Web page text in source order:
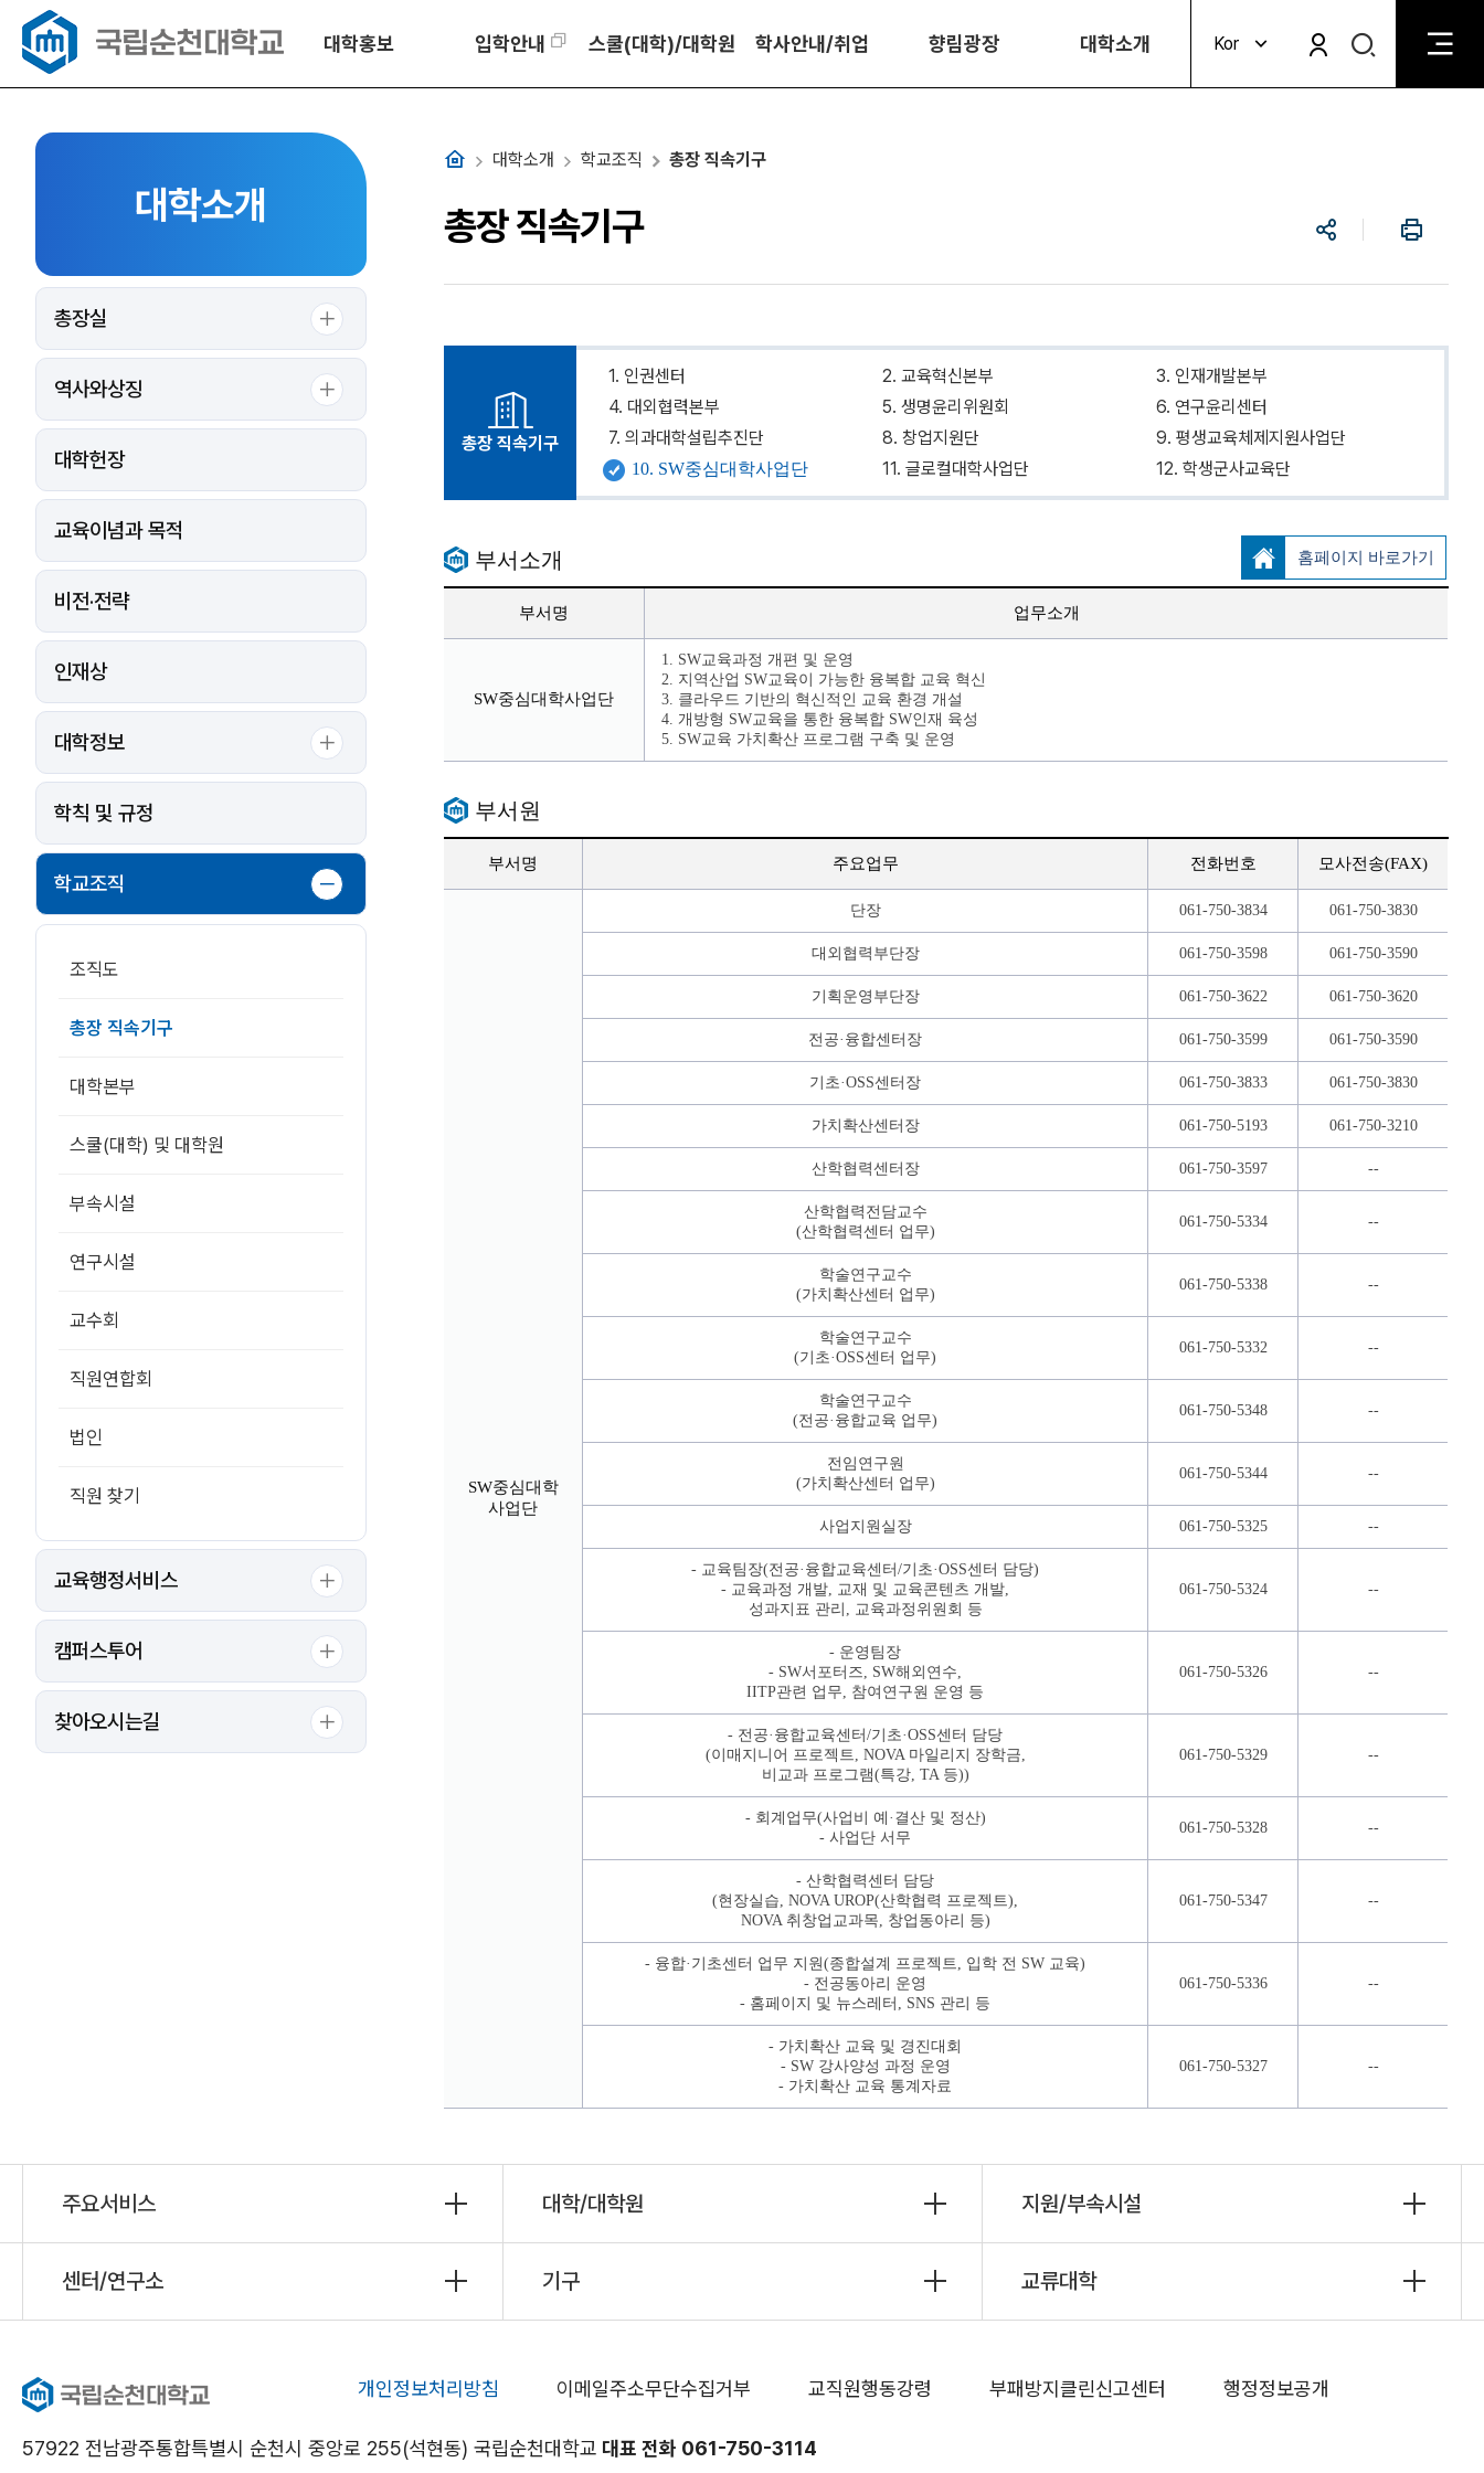
대학홍보 입학안내 스쿨(대학)/대학원 학사안내/취업 향림광장 대학소개 Kor
검
비
대학소개
총장실
역사와상징
대학헌장
교육이념과 목적
비전·전략
인재상
대학정보
학칙 및 규정
학교조직
조직도
총장 직속기구
대학본부
스쿨(대학) 및 대학원
부속시설
연구시설
교수회
직원연합회
법인
직원 찾기
교육행정서비스
캠퍼스투어
찾아오시는길
홈 대학소개 학교조직 총장 직속기구
총장 직속기구
공
인
쇄
총장 직속기구
1. 인권센터 2. 교육혁신본부
3. 인재개발본부
4. 대외협력본부
5. 생명윤리위원회
6. 연구윤리센터
7. 의과대학설립추진단
8. 창업지원단 9. 평생교육체제지원사업단
10. SW중심대학사업단 11. 글로컬대학사업단 12. 학생군사교육단
홈페이지 바로가기
부서소개
부서명 업무소개
SW중심대학사업단
1. SW교육과정 개편 및 운영
2. 지역산업 SW교육이 가능한 융복합 교육 혁신
3. 클라우드 기반의 혁신적인 교육 환경 개설
4. 개방형 SW교육을 통한 융복합 SW인재 육성
5. SW교육 가치확산 프로그램 구축 및 운영
부서원
부서명 주요업무 전화번호 모사전송(FAX)
SW중심대학
사업단
단장 061-750-3834 061-750-3830
대외협력부단장 061-750-3598 061-750-3590
기획운영부단장 061-750-3622 061-750-3620
전공·융합센터장 061-750-3599 061-750-3590
기초·OSS센터장 061-750-3833 061-750-3830
가치확산센터장 061-750-5193 061-750-3210
산학협력센터장 061-750-3597 --
산학협력전담교수
(산학협력센터 업무)
061-750-5334 --
학술연구교수
(가치확산센터 업무)
061-750-5338 --
학술연구교수
(기초·OSS센터 업무)
061-750-5332 --
학술연구교수
(전공·융합교육 업무)
061-750-5348 --
전임연구원
(가치확산센터 업무)
061-750-5344 --
사업지원실장 061-750-5325 --
- 교육팀장(전공·융합교육센터/기초·OSS센터 담당)
- 교육과정 개발, 교재 및 교육콘텐츠 개발,
성과지표 관리, 교육과정위원회 등
061-750-5324 --
- 운영팀장
- SW서포터즈, SW해외연수,
IITP관련 업무, 참여연구원 운영 등
061-750-5326 --
- 전공·융합교육센터/기초·OSS센터 담당
(이매지니어 프로젝트, NOVA 마일리지 장학금,
비교과 프로그램(특강, TA 등))
061-750-5329 --
- 회계업무(사업비 예·결산 및 정산)
- 사업단 서무
061-750-5328 --
- 산학협력센터 담당
(현장실습, NOVA UROP(산학협력 프로젝트),
NOVA 취창업교과목, 창업동아리 등)
061-750-5347 --
- 융합·기초센터 업무 지원(종합설계 프로젝트, 입학 전 SW 교육)
- 전공동아리 운영
- 홈페이지 및 뉴스레터, SNS 관리 등
061-750-5336 --
- 가치확산 교육 및 경진대회
- SW 강사양성 과정 운영
- 가치확산 교육 통계자료
061-750-5327 --
주요서비스 대학/대학원 지원/부속시설
센터/연구소 기구 교류대학
개인정보처리방침 이메일주소무단수집거부 교직원행동강령 부패방지클린신고센터 행정정보공개
57922 전남광주통합특별시 순천시 중앙로 255(석현동) 국립순천대학교 대표 전화 061-750-3114